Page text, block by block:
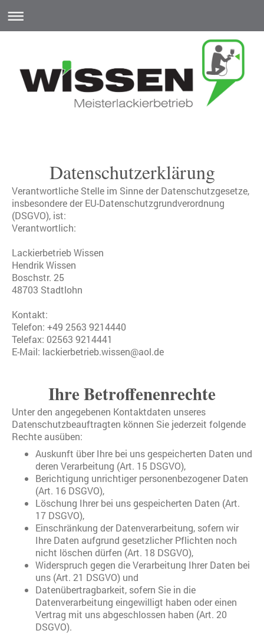
Datenschutzerklärung
Verantwortliche Stelle im Sinne der Datenschutzgesetze,
insbesondere der EU-Datenschutzgrundverordnung
(DSGVO), ist:
Verantwortlich:
Lackierbetrieb Wissen
Hendrik Wissen
Boschstr. 25
48703 Stadtlohn
Kontakt:
Telefon: +49 2563 9214440
Telefax: 02563 9214441
E-Mail: lackierbetrieb.wissen@aol.de
Ihre Betroffenenrechte
Unter den angegebenen Kontaktdaten unseres
Datenschutzbeauftragten können Sie jederzeit folgende
Rechte ausüben:
Auskunft über Ihre bei uns gespeicherten Daten und
deren Verarbeitung (Art. 15 DSGVO),
Berichtigung unrichtiger personenbezogener Daten
(Art. 16 DSGVO),
Löschung Ihrer bei uns gespeicherten Daten (Art.
17 DSGVO),
Einschränkung der Datenverarbeitung, sofern wir
Ihre Daten aufgrund gesetzlicher Pflichten noch
nicht löschen dürfen (Art. 18 DSGVO),
Widerspruch gegen die Verarbeitung Ihrer Daten bei
uns (Art. 21 DSGVO) und
Datenübertragbarkeit, sofern Sie in die
Datenverarbeitung eingewilligt haben oder einen
Vertrag mit uns abgeschlossen haben (Art. 20
DSGVO).